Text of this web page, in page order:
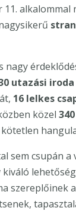
11. alkalommal
nagy
utazási iroda
16 lelkes
közel
sem csupán a
kiváló
szereplőinek